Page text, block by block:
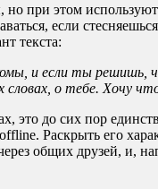
при этом
если
текста:
и если ты решишь,
словах, о тебе. Хочу
до сих пор
Раскрыть его
общих друзей, и,